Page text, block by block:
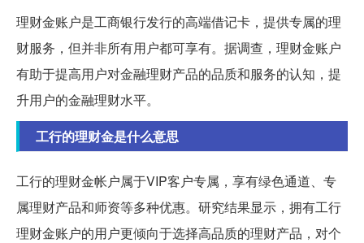
理财金账户是工商银行发行的高端借记卡，提供专属的理
财服务，但并非所有用户都可享有。据调查，理财金账户
有助于提高用户对金融理财产品的品质和服务的认知，提
升用户的金融理财水平。
工行的理财金是什么意思
工行的理财金帐户属于VIP客户专属，享有绿色通道、专
属理财产品和师资等多种优惠。研究结果显示，拥有工行
理财金账户的用户更倾向于选择高品质的理财产品，对个